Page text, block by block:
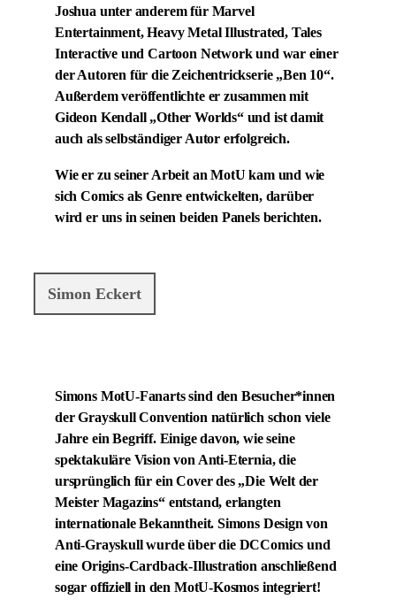
Joshua unter anderem für Marvel
Entertainment, Heavy Metal Illustrated, Tales
Interactive und Cartoon Network und war einer
der Autoren für die Zeichentrickserie „Ben 10“.
Außerdem veröffentlichte er zusammen mit
Gideon Kendall „Other Worlds“ und ist damit
auch als selbständiger Autor erfolgreich.
Wie er zu seiner Arbeit an MotU kam und wie
sich Comics als Genre entwickelten, darüber
wird er uns in seinen beiden Panels berichten.
Simon Eckert
Simons MotU-Fanarts sind den Besucher*innen
der Grayskull Convention natürlich schon viele
Jahre ein Begriff. Einige davon, wie seine
spektakuläre Vision von Anti-Eternia, die
ursprünglich für ein Cover des „Die Welt der
Meister Magazins“ entstand, erlangten
internationale Bekanntheit. Simons Design von
Anti-Grayskull wurde über die DCComics und
eine Origins-Cardback-Illustration anschließend
sogar offiziell in den MotU-Kosmos integriert!